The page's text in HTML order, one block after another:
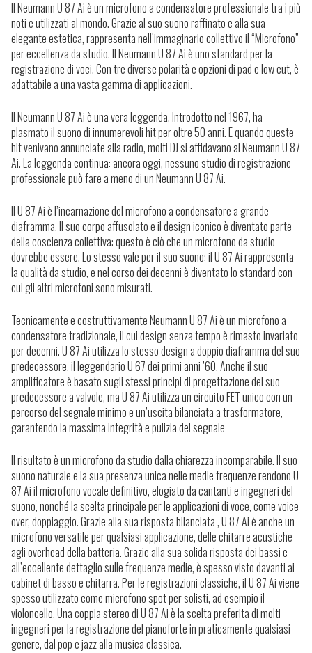
Il Neumann U 87 Ai è un microfono a condensatore professionale tra i più
noti e utilizzati al mondo. Grazie al suo suono raffinato e alla sua
elegante estetica, rappresenta nell’immaginario collettivo il “Microfono”
per eccellenza da studio. Il Neumann U 87 Ai è uno standard per la
registrazione di voci. Con tre diverse polarità e opzioni di pad e low cut, è
adattabile a una vasta gamma di applicazioni.
Il Neumann U 87 Ai è una vera leggenda. Introdotto nel 1967, ha
plasmato il suono di innumerevoli hit per oltre 50 anni. E quando queste
hit venivano annunciate alla radio, molti DJ si affidavano al Neumann U 87
Ai. La leggenda continua: ancora oggi, nessuno studio di registrazione
professionale può fare a meno di un Neumann U 87 Ai.
Il U 87 Ai è l’incarnazione del microfono a condensatore a grande
diaframma. Il suo corpo affusolato e il design iconico è diventato parte
della coscienza collettiva: questo è ciò che un microfono da studio
dovrebbe essere. Lo stesso vale per il suo suono: il U 87 Ai rappresenta
la qualità da studio, e nel corso dei decenni è diventato lo standard con
cui gli altri microfoni sono misurati.
Tecnicamente e costruttivamente Neumann U 87 Ai è un microfono a
condensatore tradizionale, il cui design senza tempo è rimasto invariato
per decenni. U 87 Ai utilizza lo stesso design a doppio diaframma del suo
predecessore, il leggendario U 67 dei primi anni ’60. Anche il suo
amplificatore è basato sugli stessi principi di progettazione del suo
predecessore a valvole, ma U 87 Ai utilizza un circuito FET unico con un
percorso del segnale minimo e un’uscita bilanciata a trasformatore,
garantendo la massima integrità e pulizia del segnale
Il risultato è un microfono da studio dalla chiarezza incomparabile. Il suo
suono naturale e la sua presenza unica nelle medie frequenze rendono U
87 Ai il microfono vocale definitivo, elogiato da cantanti e ingegneri del
suono, nonché la scelta principale per le applicazioni di voce, come voice
over, doppiaggio. Grazie alla sua risposta bilanciata , U 87 Ai è anche un
microfono versatile per qualsiasi applicazione, delle chitarre acustiche
agli overhead della batteria. Grazie alla sua solida risposta dei bassi e
all’eccellente dettaglio sulle frequenze medie, è spesso visto davanti ai
cabinet di basso e chitarra. Per le registrazioni classiche, il U 87 Ai viene
spesso utilizzato come microfono spot per solisti, ad esempio il
violoncello. Una coppia stereo di U 87 Ai è la scelta preferita di molti
ingegneri per la registrazione del pianoforte in praticamente qualsiasi
genere, dal pop e jazz alla musica classica.